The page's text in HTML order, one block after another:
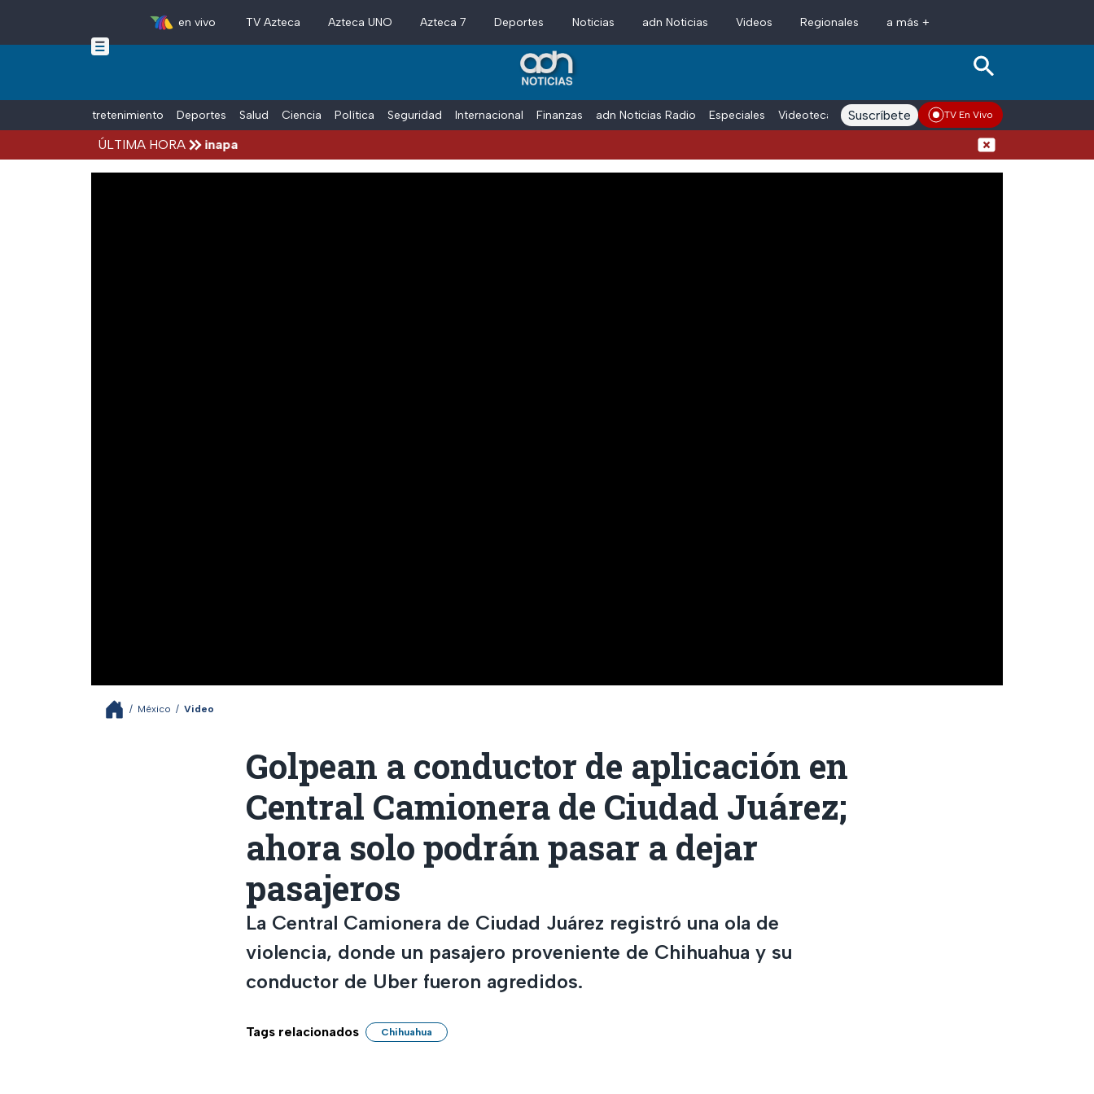
Skip to main content
en vivo TV Azteca Azteca UNO Azteca 7 Deportes Noticias adn Noticias Videos Regionales a más +
Entretenimiento Deportes Salud Ciencia Política Seguridad Internacional Finanzas adn Noticias Radio Especiales Videoteca Conductores Voces adn Noticias
Suscríbete TV En Vivo
ÚLTIMA HORA
Aguirre, por el Caso Ayotzinapa
/ México / Video
Golpean a conductor de aplicación en
Central Camionera de Ciudad Juárez;
ahora solo podrán pasar a dejar
pasajeros
La Central Camionera de Ciudad Juárez registró una ola de
violencia, donde un pasajero proveniente de Chihuahua y su
conductor de Uber fueron agredidos.
Tags relacionados Chihuahua